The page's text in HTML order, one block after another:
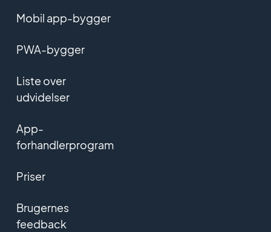
Mobil app-bygger
PWA-bygger
Liste over
udvidelser
App-
forhandlerprogram
Priser
Brugernes
feedback